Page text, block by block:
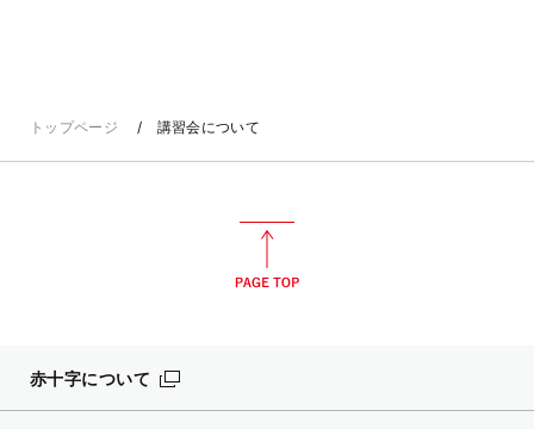
トップページ 講習会について
赤十字について